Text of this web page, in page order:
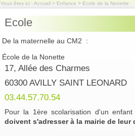
Vous êtes ici : Accueil > Enfance > Ecole de la Nonette
Ecole
De la maternelle au CM2 :
École de la Nonette
17, Allée des Charmes
60300 AVILLY SAINT LEONARD
03.44.57.70.54
Pour la 1ère scolarisation d'un
doivent s'adresser à la mairie de leur